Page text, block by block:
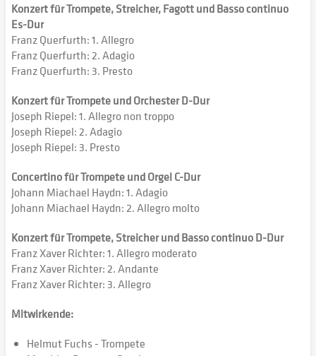
Konzert für Trompete, Streicher, Fagott und Basso continuo
Es-Dur
Franz Querfurth: 1. Allegro
Franz Querfurth: 2. Adagio
Franz Querfurth: 3. Presto
Konzert für Trompete und Orchester D-Dur
Joseph Riepel: 1. Allegro non troppo
Joseph Riepel: 2. Adagio
Joseph Riepel: 3. Presto
Concertino für Trompete und Orgel C-Dur
Johann Miachael Haydn: 1. Adagio
Johann Miachael Haydn: 2. Allegro molto
Konzert für Trompete, Streicher und Basso continuo D-Dur
Franz Xaver Richter: 1. Allegro moderato
Franz Xaver Richter: 2. Andante
Franz Xaver Richter: 3. Allegro
Mitwirkende:
Helmut Fuchs - Trompete